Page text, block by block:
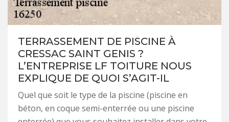
TERRASSEMENT DE PISCINE À
CRESSAC SAINT GENIS ?
L’ENTREPRISE LF TOITURE NOUS
EXPLIQUE DE QUOI S’AGIT-IL
Quel que soit le type de la piscine (piscine en
béton, en coque semi-enterrée ou une piscine